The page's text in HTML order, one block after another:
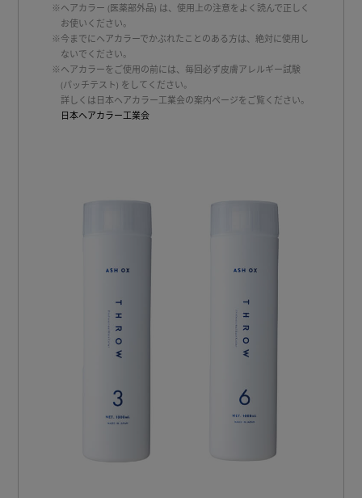
※ヘアカラー (医薬部外品) は、使用上の注意をよく読んで正しく
お使いください。
※今までにヘアカラーでかぶれたことのある方は、絶対に使用し
ないでください。
※ヘアカラーをご使用の前には、毎回必ず皮膚アレルギー試験
(パッチテスト) をしてください。
詳しくは日本ヘアカラー工業会の案内ページをご覧ください。
日本ヘアカラー工業会